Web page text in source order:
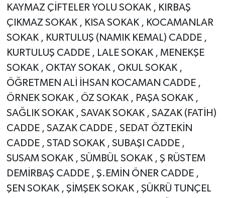
KAYMAZ ÇİFTELER YOLU SOKAK , KIRBAŞ
ÇIKMAZ SOKAK , KISA SOKAK , KOCAMANLAR
SOKAK , KURTULUŞ (NAMIK KEMAL) CADDE ,
KURTULUŞ CADDE , LALE SOKAK , MENEKŞE
SOKAK , OKTAY SOKAK , OKUL SOKAK ,
ÖĞRETMEN ALİ İHSAN KOCAMAN CADDE ,
ÖRNEK SOKAK , ÖZ SOKAK , PAŞA SOKAK ,
SAĞLIK SOKAK , SAVAK SOKAK , SAZAK (FATİH)
CADDE , SAZAK CADDE , SEDAT ÖZTEKİN
CADDE , STAD SOKAK , SUBAŞI CADDE ,
SUSAM SOKAK , SÜMBÜL SOKAK , Ş RÜSTEM
DEMİRBAŞ CADDE , Ş.EMİN ÖNER CADDE ,
ŞEN SOKAK , ŞİMŞEK SOKAK , ŞÜKRÜ TUNÇEL